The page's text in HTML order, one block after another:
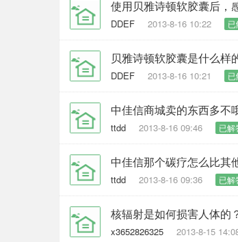
使用贝雅诗顿软胶囊后，
DDEF 2013-8-16 10:22
贝雅诗顿软胶囊是什么样
DDEF 2013-8-16 10:21
中佳信商城卖的东西多不
ttdd 2013-8-16 09:46 已解
中佳信那个碳疗怎么比其
ttdd 2013-8-16 09:36 已解
核辐射是如何损害人体的
x3652826325 2013-8-15